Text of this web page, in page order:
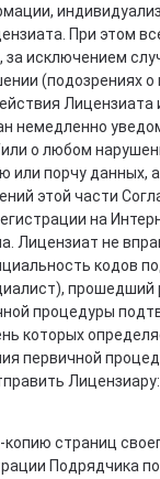
При этом
исключением
(подозрениях
Лицензиата
немедленно
о любом
или порчу данных,
этой части
на
Лицензиат не
кодов
процедуры
которых
первичной
Лицензиару:
страниц
Подрядчика